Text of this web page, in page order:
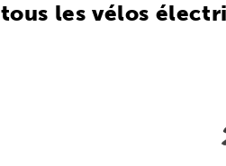
tous les vélos